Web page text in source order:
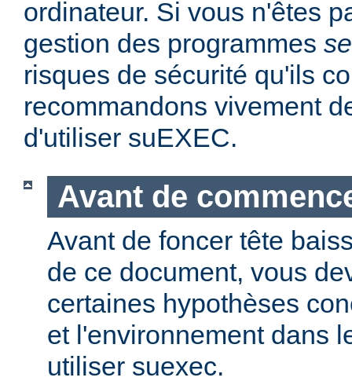
ordinateur. Si vous n'êtes
gestion des programmes
risques de sécurité qu'ils
recommandons vivement
d'utiliser suEXEC.
Avant de
Avant de foncer tête
de ce document, vous
certaines hypothèses
et l'environnement dans
utiliser suexec.